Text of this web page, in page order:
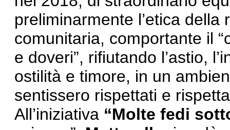
preliminarmente l’etica
comunitaria, comportante il
e doveri”, rifiutando l’astio,
ostilità e timore, in un
sentissero rispettati e
All’iniziativa “Molte fedi